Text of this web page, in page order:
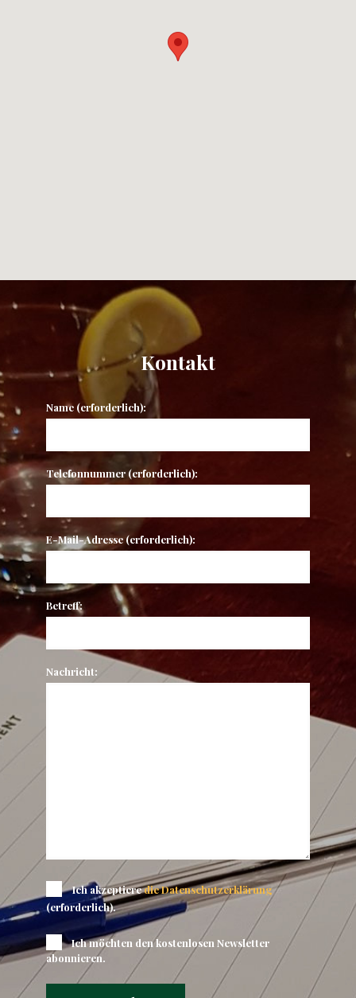
Kontakt
Name (erforderlich):
Telefonnummer (erforderlich):
E-Mail-Adresse (erforderlich):
Betreff:
Nachricht:
Ich akzeptieredie Datenschutzerklärung
(erforderlich).
Ich möchten den kostenlosen Newsletter
abonnieren.